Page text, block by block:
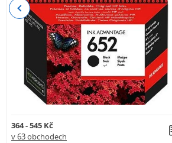
364 - 545 Kč
v 63 obchodech
Previous